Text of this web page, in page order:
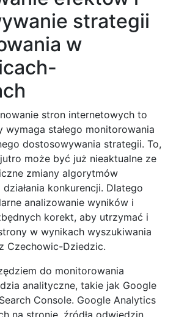
strategii
w
stron internetowych to
wymaga stałego monitorowania
dostosowywania strategii. To,
może być już nieaktualne ze
zmiany algorytmów
konkurencji. Dlatego
analizowanie wyników i
korekt, aby utrzymać i
w wynikach wyszukiwania
Czechowic-Dziedzic.
do monitorowania
analityczne, takie jak Google
Console. Google Analytics
na stronie, źródła odwiedzin,